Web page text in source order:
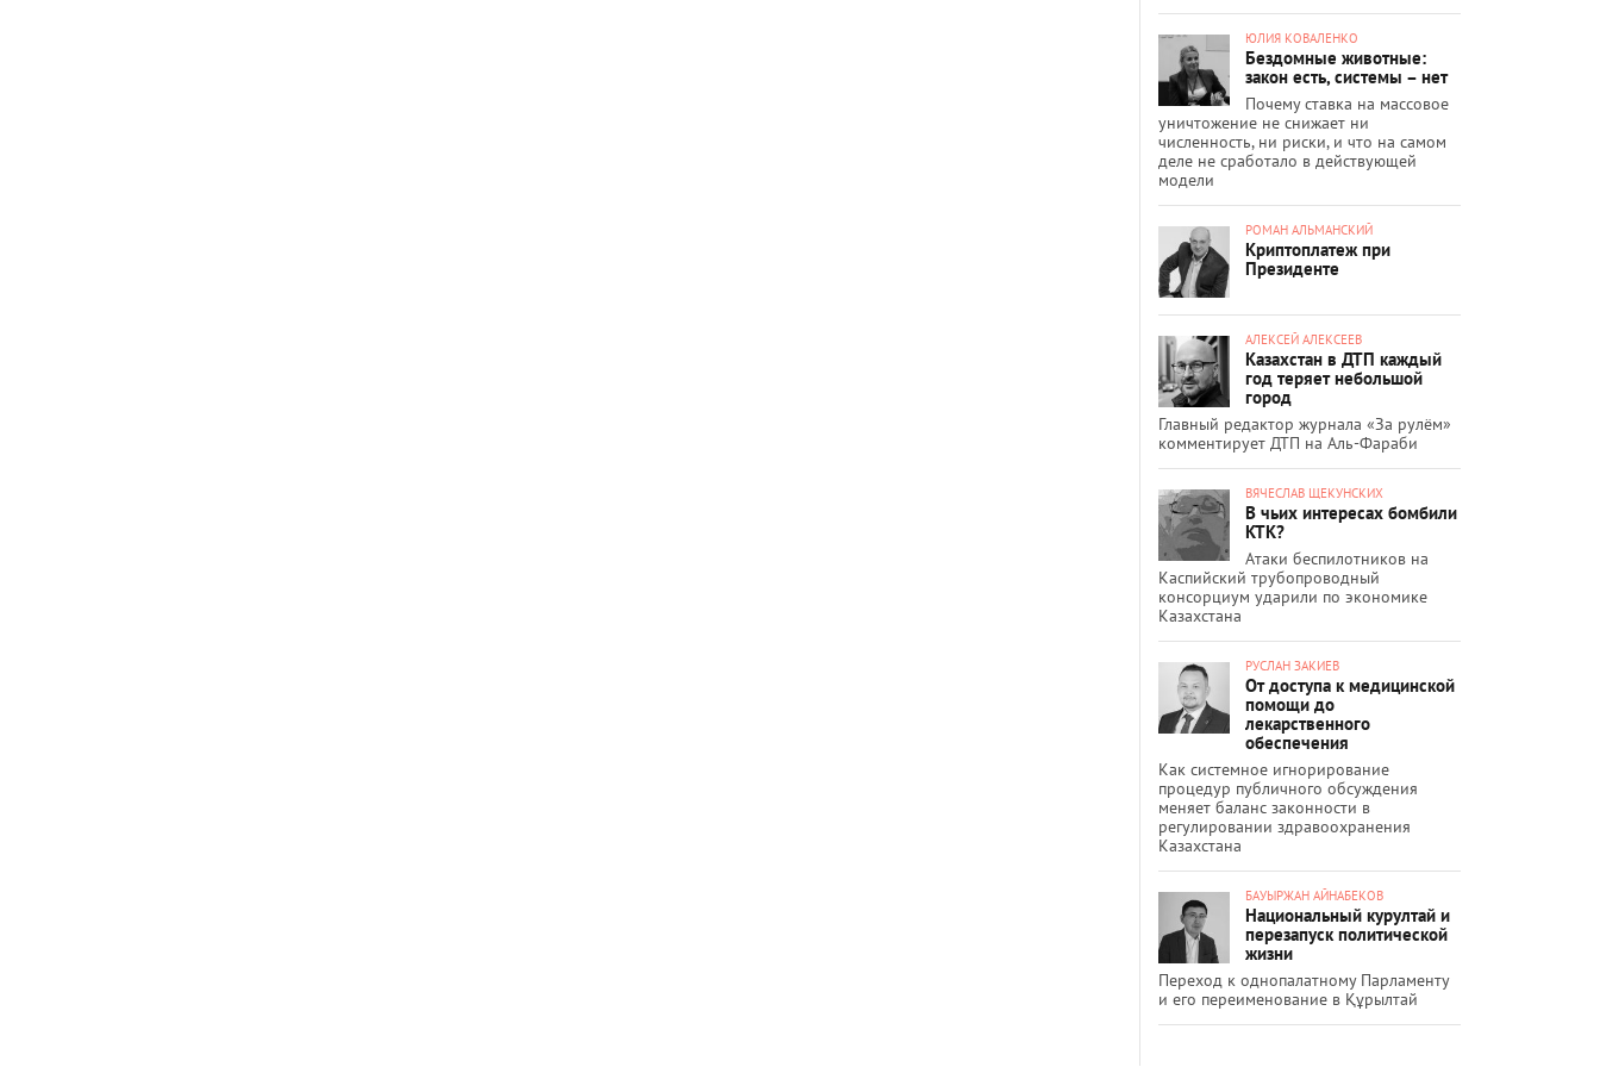
ЮЛИЯ КОВАЛЕНКО
Бездомные животные:
закон есть, системы – нет
Почему ставка на массовое
уничтожение не снижает ни
численность, ни риски, и что на самом
деле не сработало в действующей
модели
РОМАН АЛЬМАНСКИЙ
Криптоплатеж при
Президенте
АЛЕКСЕЙ АЛЕКСЕЕВ
Казахстан в ДТП каждый
год теряет небольшой
город
Главный редактор журнала «За рулём»
комментирует ДТП на Аль-Фараби
ВЯЧЕСЛАВ ЩЕКУНСКИХ
В чьих интересах бомбили
КТК?
Атаки беспилотников на
Каспийский трубопроводный
консорциум ударили по экономике
Казахстана
РУСЛАН ЗАКИЕВ
От доступа к медицинской
помощи до
лекарственного
обеспечения
Как системное игнорирование
процедур публичного обсуждения
меняет баланс законности в
регулировании здравоохранения
Казахстана
БАУЫРЖАН АЙНАБЕКОВ
Национальный курултай и
перезапуск политической
жизни
Переход к однопалатному Парламенту
и его переименование в Құрылтай